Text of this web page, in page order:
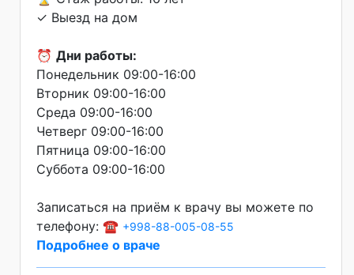
✓ Выезд на дом
⏰ Дни работы:
Понедельник 09:00-16:00
Вторник 09:00-16:00
Среда 09:00-16:00
Четверг 09:00-16:00
Пятница 09:00-16:00
Суббота 09:00-16:00
Записаться на приём к врачу вы можете по
телефону: ☎️ +998-88-005-08-55
Подробнее о враче